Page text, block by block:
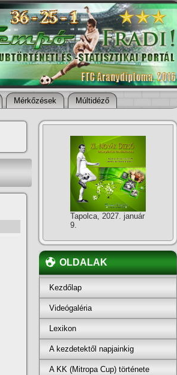
Mérkőzések Múltidéző
Tapolca, 2027. január
9.
OLDALAK
Kezdőlap
Videógaléria
Lexikon
A kezdetektől napjainkig
A KK (Mitropa Cup) története